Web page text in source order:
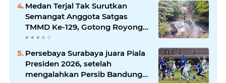
Medan Terjal Tak Surutkan
Semangat Anggota Satgas
TMMD Ke-129, Gotong Royong
Wujudkan Pembangunan di
Persebaya Surabaya juara Piala
Presiden 2026, setelah
mengalahkan Persib Bandung